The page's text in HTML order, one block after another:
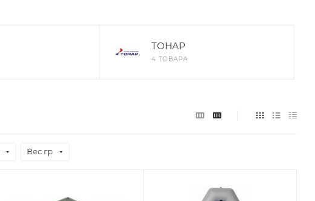
ТОНАР
4 ТОВАРА
Вес гр